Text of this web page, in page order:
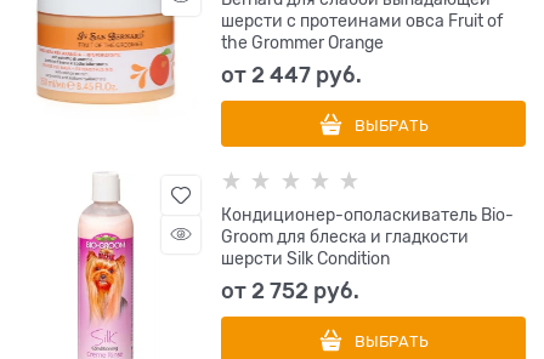
шерсти с протеинами овса Fruit of
the Grommer Orange
от2 447 руб.
ВЫБРАТЬ
Кондиционер-ополаскиватель Bio-
Groom для блеска и гладкости
шерсти Silk Condition
от2 752 руб.
ВЫБРАТЬ